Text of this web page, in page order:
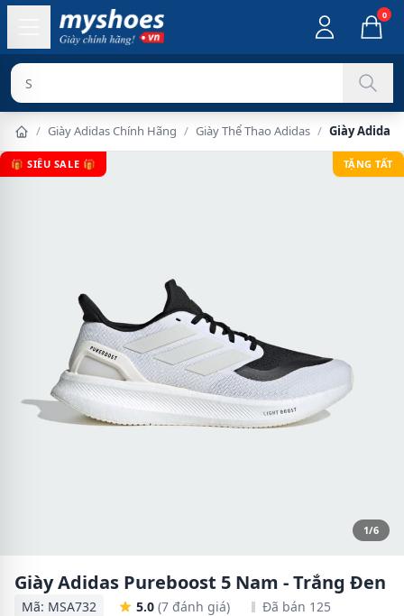
0
Sản phẩm ch
/ Giày Adidas Chính Hãng / Giày Thể Thao Adidas / Giày Adidas
🎁 SIÊU SALE 🎁 TẶNG TẤT
1/6
Giày Adidas Pureboost 5 Nam - Trắng Đen
Mã: MSA732 5.0 (7 đánh giá) Đã bán 125